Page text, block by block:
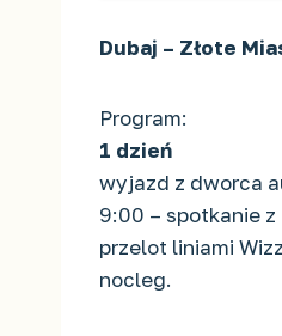
Dubaj – Złote
Program:
1 dzień
wyjazd z dworca
9:00 – spotkanie
przelot liniami
nocleg.